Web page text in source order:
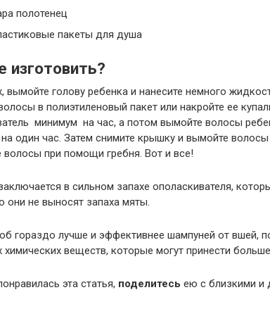
полотенец
пакеты для душа
изготовить?
вымойте голову ребенка и нанесите немного
в полиэтиленовый пакет или накройте ее
минимум на час, а потом вымойте волосы
один час. Затем снимите крышку и вымойте
волосы при помощи гребня. Вот и все!
в сильном запахе ополаскивателя,
они не выносят запаха мяты.
гораздо лучше и эффективнее шампуней от вшей,
химических веществ, которые могут принести
эта статья, поделитесь ею с близкими и